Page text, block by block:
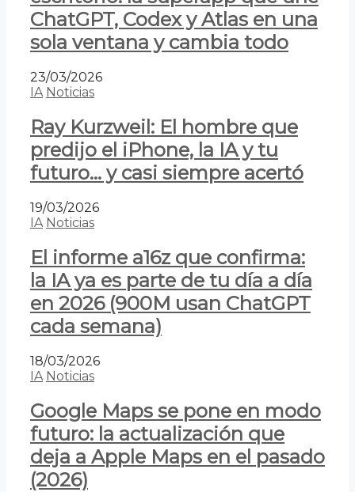
ChatGPT, Codex y Atlas en una
sola ventana y cambia todo
23/03/2026
IA Noticias
Ray Kurzweil: El hombre que
predijo el iPhone, la IA y tu
futuro… y casi siempre acertó
19/03/2026
IA Noticias
El informe a16z que confirma:
la IA ya es parte de tu día a día
en 2026 (900M usan ChatGPT
cada semana)
18/03/2026
IA Noticias
Google Maps se pone en modo
futuro: la actualización que
deja a Apple Maps en el pasado
(2026)